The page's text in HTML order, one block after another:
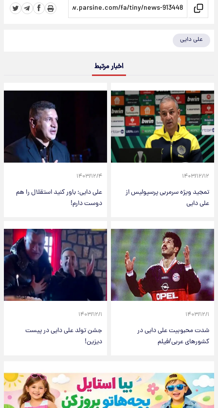
علی دایی
اخبار مرتبط
۱۴۰۳/۱۲/۱۲
تمجید ویژه سرمربی پرسپولیس از
علی دایی
۱۴۰۳/۱۲/۴
علی دایی: باور کنید استقلال را هم
دوست دارم!
۱۴۰۳/۱۲/۱
شدت محبوبیت علی دایی در
کشورهای عربی/فیلم
۱۴۰۳/۱۲/۱
جشن تولد علی دایی در پیست
دیزین!